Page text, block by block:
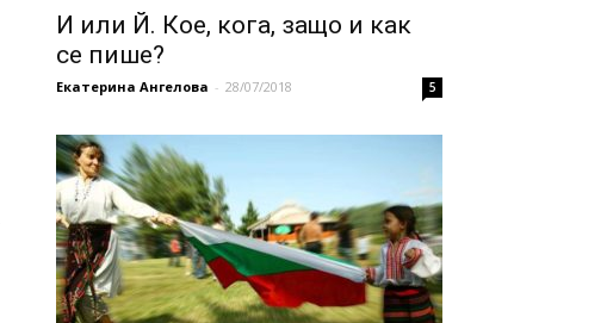
И или Й. Кое, кога, защо и как
се пише?
Екатерина Ангелова - 28/07/2018 5